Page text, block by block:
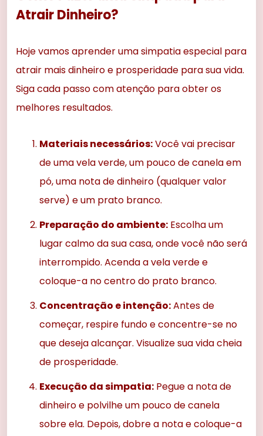
Atrair Dinheiro?
Hoje vamos aprender uma simpatia especial para
atrair mais dinheiro e prosperidade para sua vida.
Siga cada passo com atenção para obter os
melhores resultados.
Materiais necessários:Você vai precisar
de uma vela verde, um pouco de canela em
pó, uma nota de dinheiro (qualquer valor
serve) e um prato branco.
Preparação do ambiente: Escolha um
lugar calmo da sua casa, onde você não será
interrompido. Acenda a vela verde e
coloque-a no centro do prato branco.
Concentração e intenção:Antes de
começar, respire fundo e concentre-se no
que deseja alcançar. Visualize sua vida cheia
de prosperidade.
Execução da simpatia: Pegue a nota de
dinheiro e polvilhe um pouco de canela
sobre ela. Depois, dobre a nota e coloque-a